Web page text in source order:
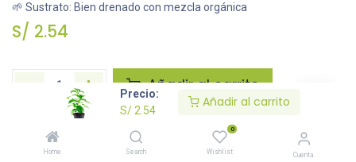
Precio:
S/ 2.54
Añadir al carrito
Home Search
0
Wishlist Cuenta
🌱 Sustrato: Bien drenado con mezcla orgánica
S/ 2.54
Añadir al carrito
Agregar a la lista de deseos